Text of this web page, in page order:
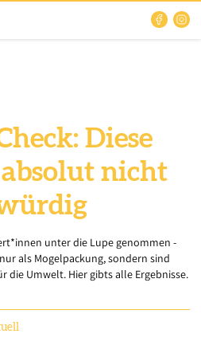
Diese
nicht
unter die Lupe genommen -
als Mogelpackung, sondern sind
die Umwelt. Hier gibts alle Ergebnisse.